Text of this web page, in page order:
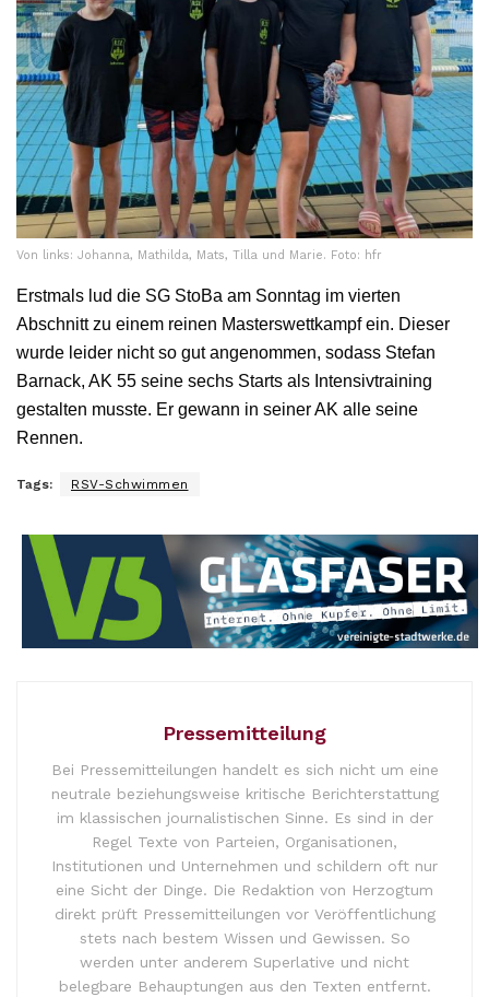
Von links: Johanna, Mathilda, Mats, Tilla und Marie. Foto: hfr
Erstmals lud die SG StoBa am Sonntag im vierten
Abschnitt zu einem reinen Masterswettkampf ein. Dieser
wurde leider nicht so gut angenommen, sodass Stefan
Barnack, AK 55 seine sechs Starts als Intensivtraining
gestalten musste. Er gewann in seiner AK alle seine
Rennen.
Tags: RSV-Schwimmen
Pressemitteilung
Bei Pressemitteilungen handelt es sich nicht um eine
neutrale beziehungsweise kritische Berichterstattung
im klassischen journalistischen Sinne. Es sind in der
Regel Texte von Parteien, Organisationen,
Institutionen und Unternehmen und schildern oft nur
eine Sicht der Dinge. Die Redaktion von Herzogtum
direkt prüft Pressemitteilungen vor Veröffentlichung
stets nach bestem Wissen und Gewissen. So
werden unter anderem Superlative und nicht
belegbare Behauptungen aus den Texten entfernt.